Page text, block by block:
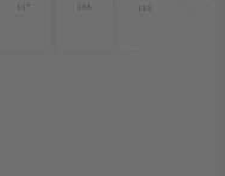
117 115
116